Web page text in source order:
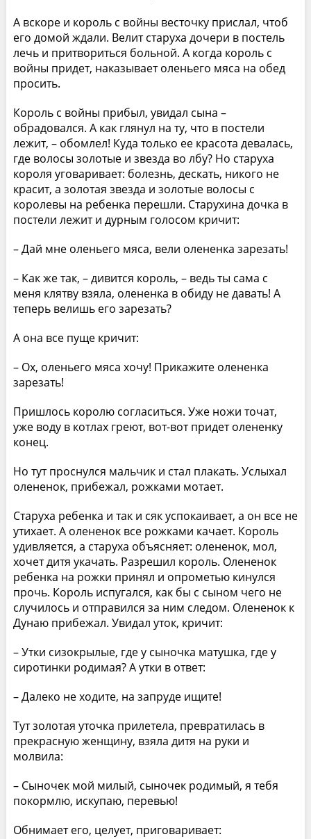
А вскоре и король с войны весточку прислал, чтоб
его домой ждали. Велит старуха дочери в постель
лечь и притвориться больной. А когда король с
войны придет, наказывает оленьего мяса на обед
просить.
Король с войны прибыл, увидал сына –
обрадовался. А как глянул на ту, что в постели
лежит, – обомлел! Куда только ее красота девалась,
где волосы золотые и звезда во лбу? Но старуха
короля уговаривает: болезнь, дескать, никого не
красит, а золотая звезда и золотые волосы с
королевы на ребенка перешли. Старухина дочка в
постели лежит и дурным голосом кричит:
– Дай мне оленьего мяса, вели олененка зарезать!
– Как же так, – дивится король, – ведь ты сама с
меня клятву взяла, олененка в обиду не давать! А
теперь велишь его зарезать?
А она все пуще кричит:
– Ох, оленьего мяса хочу! Прикажите олененка
зарезать!
Пришлось королю согласиться. Уже ножи точат,
уже воду в котлах греют, вот-вот придет олененку
конец.
Но тут проснулся мальчик и стал плакать. Услыхал
олененок, прибежал, рожками мотает.
Старуха ребенка и так и сяк успокаивает, а он все не
утихает. А олененок все рожками качает. Король
удивляется, а старуха объясняет: олененок, мол,
хочет дитя укачать. Разрешил король. Олененок
ребенка на рожки принял и опрометью кинулся
прочь. Король испугался, как бы с сыном чего не
случилось и отправился за ним следом. Олененок к
Дунаю прибежал. Увидал уток, кричит:
– Утки сизокрылые, где у сыночка матушка, где у
сиротинки родимая? А утки в ответ:
– Далеко не ходите, на запруде ищите!
Тут золотая уточка прилетела, превратилась в
прекрасную женщину, взяла дитя на руки и
молвила:
– Сыночек мой милый, сыночек родимый, я тебя
покормлю, искупаю, перевью!
Обнимает его, целует, приговаривает: